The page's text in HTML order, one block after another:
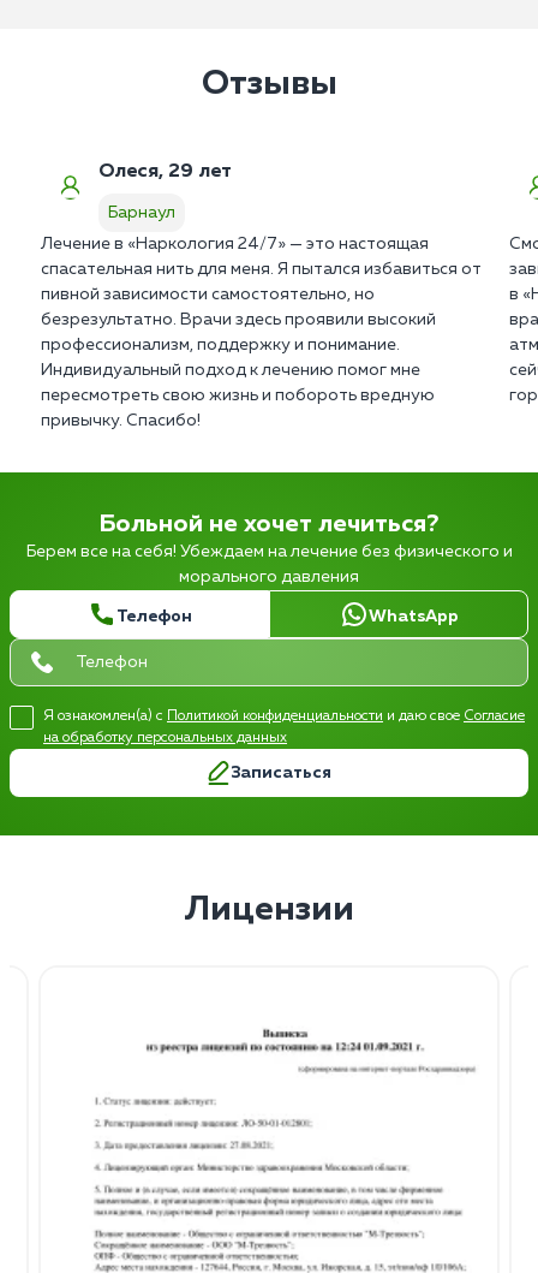
Отзывы
Олеся, 29 лет
Барнаул
Лечение в «Наркология 24/7» — это настоящая
спасательная нить для меня. Я пытался избавиться от
пивной зависимости самостоятельно, но
безрезультатно. Врачи здесь проявили высокий
профессионализм, поддержку и понимание.
Индивидуальный подход к лечению помог мне
пересмотреть свою жизнь и побороть вредную
привычку. Спасибо!
в
Больной не хочет лечиться?
Берем все на себя! Убеждаем на лечение без физического и
морального давления
Телефон WhatsApp
Я ознакомлен(а) с Политикой конфиденциальности и даю свое Согласие
на обработку персональных данных
Записаться
Лицензии